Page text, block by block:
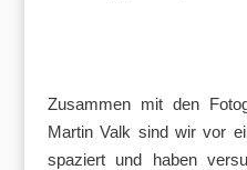
Zusammen mit den
Martin Valk sind wir vor
spaziert und haben